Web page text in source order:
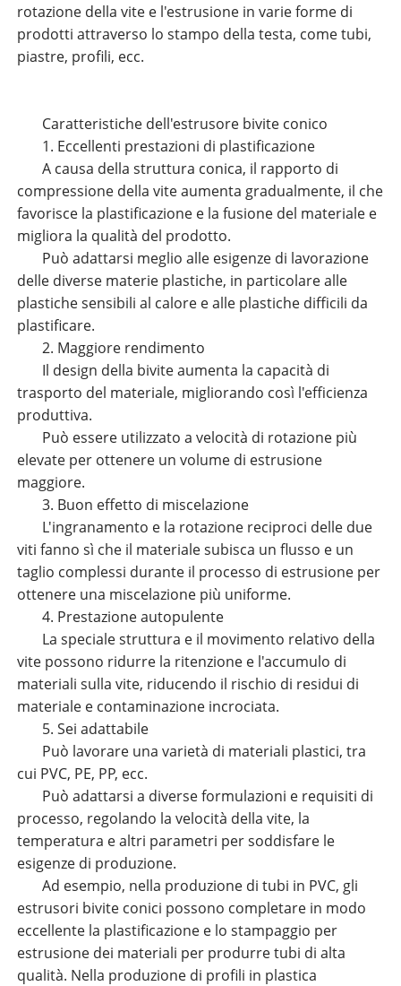
rotazione della vite e l'estrusione in varie forme di
prodotti attraverso lo stampo della testa, come tubi,
piastre, profili, ecc.
Caratteristiche dell'estrusore bivite conico
1. Eccellenti prestazioni di plastificazione
A causa della struttura conica, il rapporto di
compressione della vite aumenta gradualmente, il che
favorisce la plastificazione e la fusione del materiale e
migliora la qualità del prodotto.
Può adattarsi meglio alle esigenze di lavorazione
delle diverse materie plastiche, in particolare alle
plastiche sensibili al calore e alle plastiche difficili da
plastificare.
2. Maggiore rendimento
Il design della bivite aumenta la capacità di
trasporto del materiale, migliorando così l'efficienza
produttiva.
Può essere utilizzato a velocità di rotazione più
elevate per ottenere un volume di estrusione
maggiore.
3. Buon effetto di miscelazione
L'ingranamento e la rotazione reciproci delle due
viti fanno sì che il materiale subisca un flusso e un
taglio complessi durante il processo di estrusione per
ottenere una miscelazione più uniforme.
4. Prestazione autopulente
La speciale struttura e il movimento relativo della
vite possono ridurre la ritenzione e l'accumulo di
materiali sulla vite, riducendo il rischio di residui di
materiale e contaminazione incrociata.
5. Sei adattabile
Può lavorare una varietà di materiali plastici, tra
cui PVC, PE, PP, ecc.
Può adattarsi a diverse formulazioni e requisiti di
processo, regolando la velocità della vite, la
temperatura e altri parametri per soddisfare le
esigenze di produzione.
Ad esempio, nella produzione di tubi in PVC, gli
estrusori bivite conici possono completare in modo
eccellente la plastificazione e lo stampaggio per
estrusione dei materiali per produrre tubi di alta
qualità. Nella produzione di profili in plastica